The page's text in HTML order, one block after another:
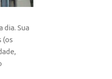
Sua
(os